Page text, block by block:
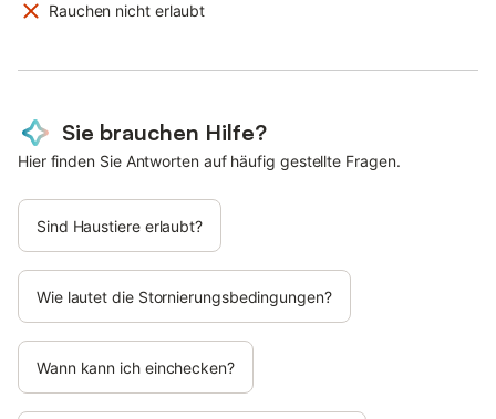
Rauchen nicht erlaubt
Sie brauchen Hilfe?
Hier finden Sie Antworten auf häufig gestellte Fragen.
Sind Haustiere erlaubt?
Wie lautet die Stornierungsbedingungen?
Wann kann ich einchecken?